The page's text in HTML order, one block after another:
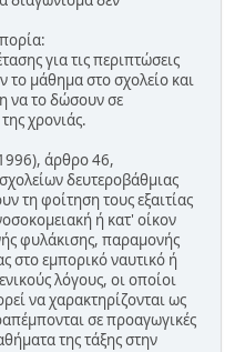
για τις περιπτώσεις
μάθημα στο σχολείο και
να το δώσουν σε
χρονιάς.
άρθρο 46,
δευτεροβάθμιας
τη φοίτηση τους εξαιτίας
ή κατ' οίκον
φυλάκισης, παραμονής
στο εμπορικό ναυτικό ή
λόγους, οι οποίοι
να χαρακτηρίζονται ως
σε προαγωγικές
της τάξης στην